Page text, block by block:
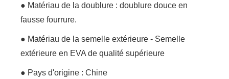
● Matériau de la doublure : doublure douce en
fausse fourrure.
● Matériau de la semelle extérieure - Semelle
extérieure en EVA de qualité supérieure
● Pays d'origine : Chine